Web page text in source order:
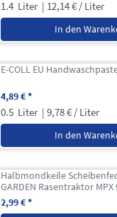
1.4 Liter | 12,14 € / Liter
In den
E-COLL EU
4,89 € *
0.5 Liter | 9,78 € / Liter
In den
Halbmondkeile
GARDEN Rasentraktor MPX
2,99 € *